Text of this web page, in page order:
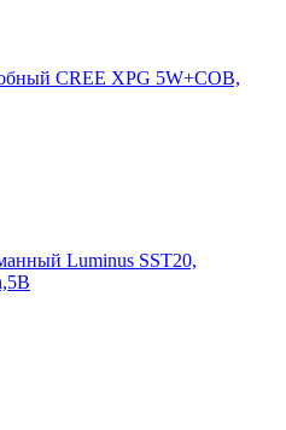
CREE XPG 5W+COB,
Luminus SST20,